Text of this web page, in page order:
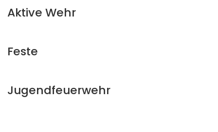
Aktive Wehr
Feste
Jugendfeuerwehr